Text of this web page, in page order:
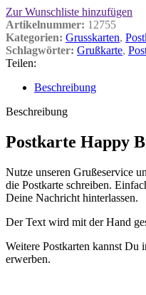
Zur Wunschliste hinzufügen
Artikelnummer: 12755
Kategorien: Grusskarten,
Schlagwörter: Grußkarte,
Teilen:
Beschreibung
Beschreibung
Postkarte Happy
Nutze unseren Grußeservice
die Postkarte schreiben.
Deine Nachricht hinterlassen.
Der Text wird mit der Hand
Weitere Postkarten kannst Du
erwerben.